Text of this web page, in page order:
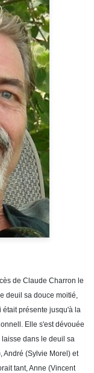
de Claude Charron le
deuil sa douce moitié,
présente jusqu'à la
Elle s'est dévouée
dans le deuil sa
André (Sylvie Morel) et
tant, Anne (Vincent